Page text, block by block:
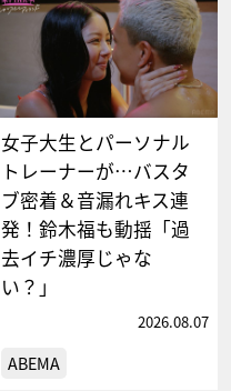
女子大生とパーソナル
トレーナーが…バスタ
ブ密着＆音漏れキス連
発！鈴木福も動揺「過
去イチ濃厚じゃな
い？」
2026.08.07
ABEMA